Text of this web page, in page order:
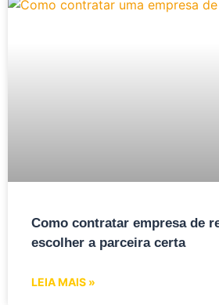
Como contratar empresa de
escolher a parceira certa
LEIA MAIS »